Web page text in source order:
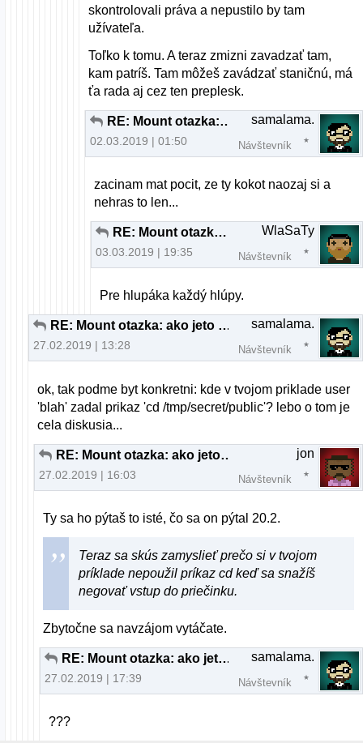
skontrolovali práva a nepustilo by tam
užívateľa.
Toľko k tomu. A teraz zmizni zavadzať tam,
kam patríš. Tam môžeš zavádzať staničnú, má
ťa rada aj cez ten preplesk.
RE: Mount otazka: ako jeto mozne?
02.03.2019 | 01:50
samalama.
Návštevník
zacinam mat pocit, ze ty kokot naozaj si a
nehras to len...
RE: Mount otazka: ako jeto mozne?
03.03.2019 | 19:35
WlaSaTy
Návštevník
Pre hlupáka každý hlúpy.
RE: Mount otazka: ako jeto mozne?
27.02.2019 | 13:28
samalama.
Návštevník
ok, tak podme byt konkretni: kde v tvojom priklade user
'blah' zadal prikaz 'cd /tmp/secret/public'? lebo o tom je
cela diskusia...
RE: Mount otazka: ako jeto mozne?
27.02.2019 | 16:03
jon
Návštevník
Ty sa ho pýtaš to isté, čo sa on pýtal 20.2.
Teraz sa skús zamyslieť prečo si v tvojom
príklade nepoužil príkaz cd keď sa snažíš
negovať vstup do priečinku.
Zbytočne sa navzájom vytáčate.
RE: Mount otazka: ako jeto mozne?
27.02.2019 | 17:39
samalama.
Návštevník
???